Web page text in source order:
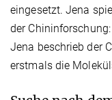
eingesetzt. Jena
der
Jena beschrieb der
erstmals die